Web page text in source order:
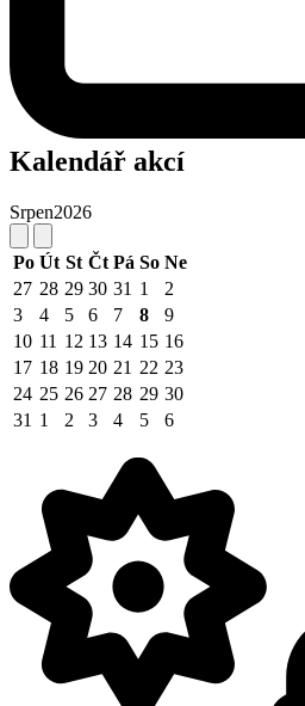
Kalendář akcí
Srpen2026
Po Út St Čt Pá So Ne
27 28 29 30 31 1
2
3
4 5 6 7 8
9
10 11 12 13 14 15 16
17 18 19 20 21 22 23
24 25 26 27 28 29 30
31 1 2 3 4 5 6